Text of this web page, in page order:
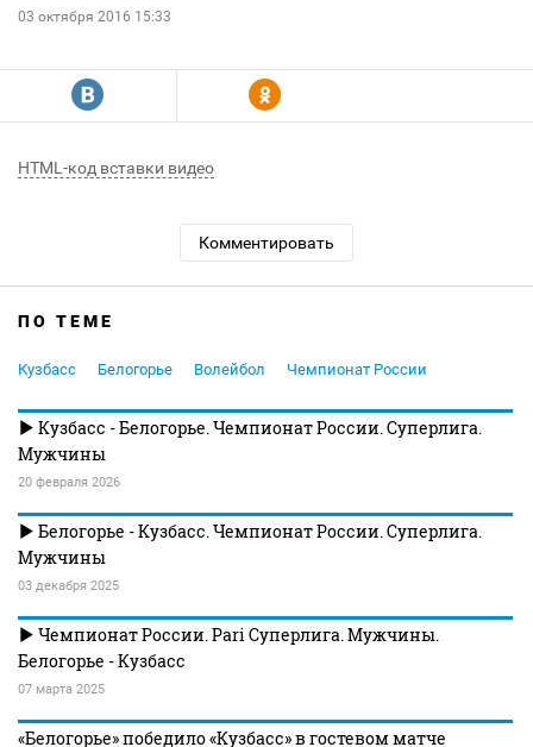
03 октября 2016 15:33
R Y
HTML-код вставки видео
Комментировать
ПО ТЕМЕ
Кузбасс Белогорье Волейбол Чемпионат России
Кузбасс - Белогорье. Чемпионат России. Суперлига.
Мужчины
20 февраля 2026
Белогорье - Кузбасс. Чемпионат России. Суперлига.
Мужчины
03 декабря 2025
Чемпионат России. Pari Суперлига. Мужчины.
Белогорье - Кузбасс
07 марта 2025
«Белогорье» победило «Кузбасс» в гостевом матче